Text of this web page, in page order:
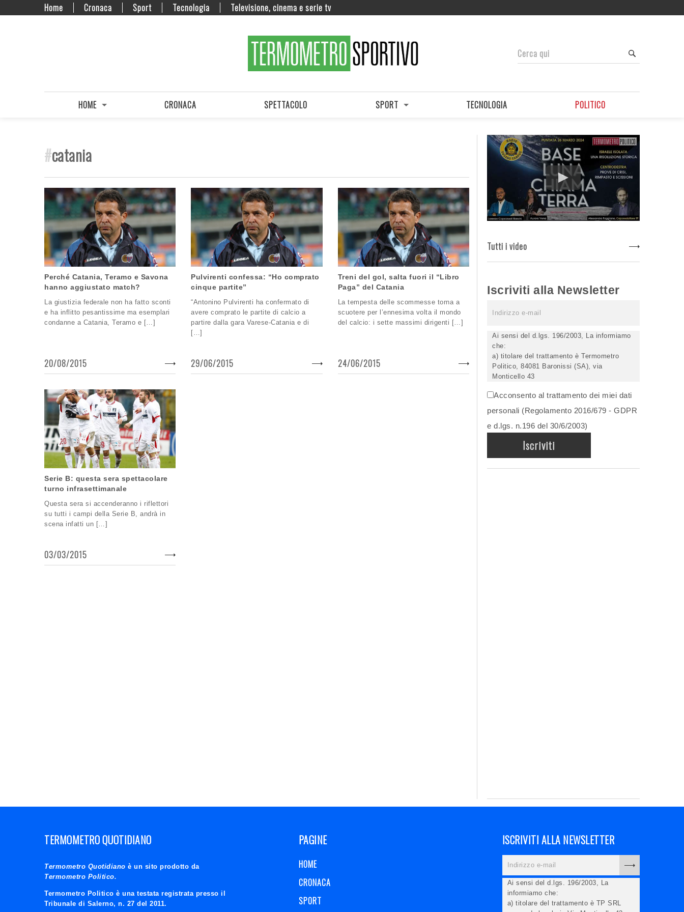
Home Cronaca Sport Tecnologia Televisione, cinema e serie tv
HOME CRONACA SPETTACOLO SPORT TECNOLOGIA POLITICO
#catania
Perché Catania, Teramo e Savona
hanno aggiustato match?
La giustizia federale non ha fatto sconti
e ha inflitto pesantissime ma esemplari
condanne a Catania, Teramo e […]
20/08/2015
Pulvirenti confessa: “Ho comprato
cinque partite”
“Antonino Pulvirenti ha confermato di
avere comprato le partite di calcio a
partire dalla gara Varese-Catania e di
[…]
29/06/2015
Treni del gol, salta fuori il “Libro
Paga” del Catania
La tempesta delle scommesse torna a
scuotere per l’ennesima volta il mondo
del calcio: i sette massimi dirigenti […]
24/06/2015
Serie B: questa sera spettacolare
turno infrasettimanale
Questa sera si accenderanno i riflettori
su tutti i campi della Serie B, andrà in
scena infatti un […]
03/03/2015
Tutti i video
Iscriviti alla Newsletter
Ai sensi del d.lgs. 196/2003, La informiamo
che:
a) titolare del trattamento è Termometro
Politico, 84081 Baronissi (SA), via
Monticello 43
elettronicamente) soltanto dagli incaricati
autorizzati, esclusivamente per dare corso
all'invio della newsletter e per l'invio (anche
via email) di informazioni relative alle
c) la comunicazione dei dati è facoltativa,
ma in mancanza non potremo evadere la
Sua richiesta;
Acconsento al trattamento dei miei dati
personali (Regolamento 2016/679 - GDPR
e d.lgs. n.196 del 30/6/2003)
TERMOMETRO QUOTIDIANO
Termometro Quotidiano è un sito prodotto da
Termometro Politico.
Termometro Politico è una testata registrata presso il
Tribunale di Salerno, n. 27 del 2011.
PAGINE
HOME
CRONACA
SPORT
ISCRIVITI ALLA NEWSLETTER
Ai sensi del d.lgs. 196/2003, La
informiamo che:
a) titolare del trattamento è TP SRL